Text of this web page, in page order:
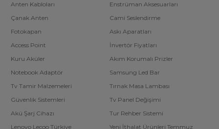
Anten Kabloları
Enstrüman Aksesuarları
Çanak Anten
Cami Seslendirme
Fotokapan
Askı Aparatları
Access Point
İnvertör Fiyatları
Kuru Aküler
Akım Korumalı Prizler
Notebook Adaptör
Samsung Led Bar
Tv Tamir Malzemeleri
Tırnak Masa Lambası
Güvenlik Sistemleri
Tv Panel Değişimi
Akü Şarj Cihazı
Tur Rehber Sistemi
Lenovo Lecoo Türkiye
Yeni İthalat Ürünleri Temmuz